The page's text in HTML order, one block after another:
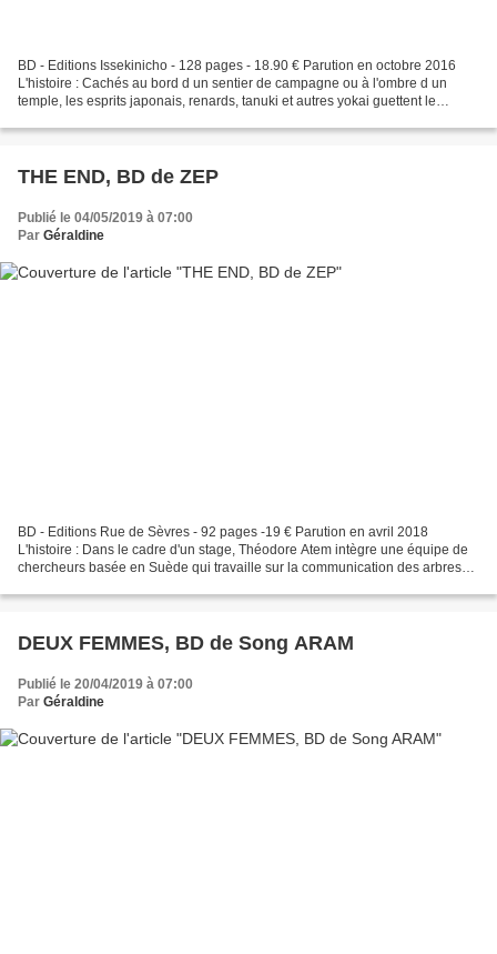
BD - Editions Issekinicho - 128 pages - 18.90 € Parution en octobre 2016
L'histoire : Cachés au bord d un sentier de campagne ou à l'ombre d un
temple, les esprits japonais, renards, tanuki et autres yokai guettent le
THE END, BD de ZEP
Publié le 04/05/2019 à 07:00
Par Géraldine
BD - Editions Rue de Sèvres - 92 pages -19 € Parution en avril 2018
L'histoire : Dans le cadre d'un stage, Théodore Atem intègre une équipe de
chercheurs basée en Suède qui travaille sur la communication des arbres
DEUX FEMMES, BD de Song ARAM
Publié le 20/04/2019 à 07:00
Par Géraldine